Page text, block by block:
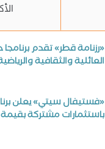
«رزنامة قطر» تقدم برنامجا
العائلية والثقافية
«فستيفال سيتي» يعلن
باستثمارات مشتركة بقيمة 400 مليون ريال